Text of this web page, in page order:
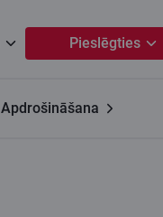
Pieslēgties
Apdrošināšana